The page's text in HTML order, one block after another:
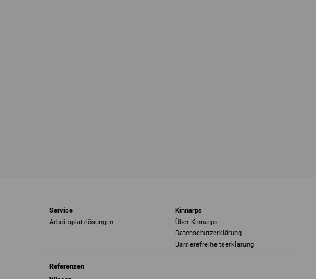
Service
Arbeitsplatzlösungen
Kinnarps
Über Kinnarps
Datenschutzerklärung
Barrierefreiheits­erklärung
Referenzen